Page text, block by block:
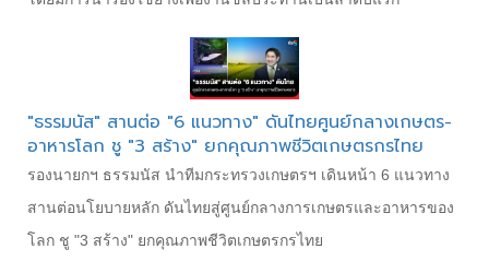
"ธรรมนัส" สานต่อ "6 แนวทาง" ดันไทยศูนย์กลางเกษตร-
อาหารโลก ชู "3 สร้าง" ยกคุณภาพชีวิตเกษตรกรไทย
รองนายกฯ ธรรมนัส นำทีมกระทรวงเกษตรฯ เดินหน้า 6 แนวทาง
สานต่อนโยบายหลัก ดันไทยสู่ศูนย์กลางการเกษตรและอาหารของ
โลก ชู "3 สร้าง" ยกคุณภาพชีวิตเกษตรกรไทย